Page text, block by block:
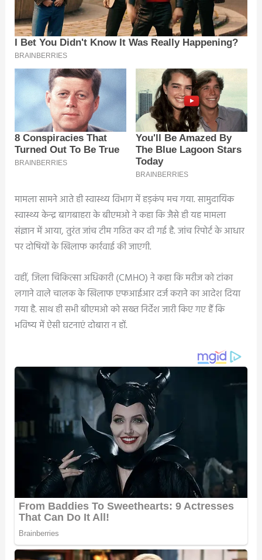
मामला सामने आते ही स्वास्थ्य विभाग में हड़कंप मच गया. सामुदायिक
स्वास्थ्य केन्द्र बागबाहरा के बीएमओ ने कहा कि जैसे ही यह मामला
संज्ञान में आया, तुरंत जांच टीम गठित कर दी गई है. जांच रिपोर्ट के आधार
पर दोषियों के खिलाफ कार्रवाई की जाएगी.
वहीं, जिला चिकित्सा अधिकारी (CMHO) ने कहा कि मरीज को टांका
लगाने वाले चालक के खिलाफ एफआईआर दर्ज कराने का आदेश दिया
गया है. साथ ही सभी बीएमओ को सख्त निर्देश जारी किए गए हैं कि
भविष्य में ऐसी घटनाएं दोबारा न हों.